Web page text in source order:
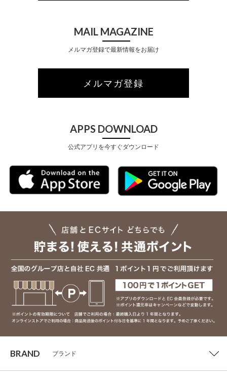
MAIL MAGAZINE
メルマガ登録で最新情報をお届け
メルマガ登録
APPS DOWNLOAD
公式アプリを今すぐダウンロード
BRAND ブランド